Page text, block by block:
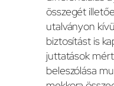
összegét
utalványon
biztosítást is
juttatások
beleszólása